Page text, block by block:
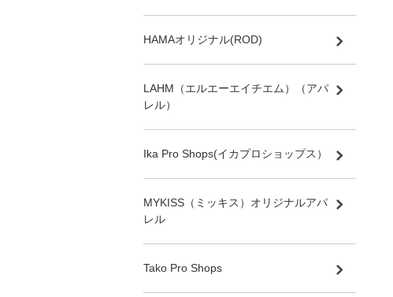
HAMAオリジナル(ROD)
LAHM（エルエーエイチエム）（アパ
レル）
Ika Pro Shops(イカプロショップス）
MYKISS（ミッキス）オリジナルアパ
レル
Tako Pro Shops